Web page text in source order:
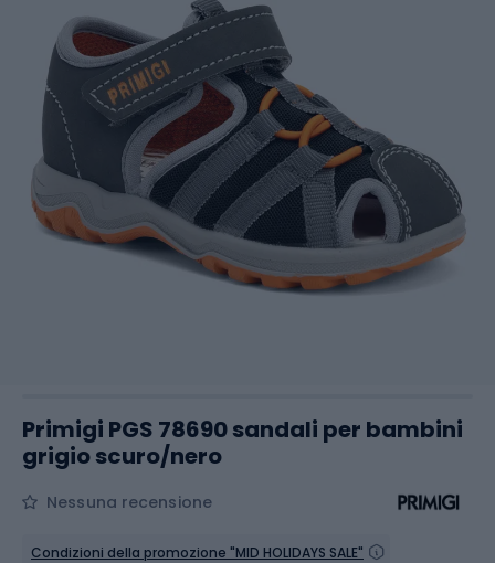
Primigi PGS 78690 sandali per bambini
grigio scuro/nero
Nessuna recensione
Condizioni della promozione "MID HOLIDAYS SALE"